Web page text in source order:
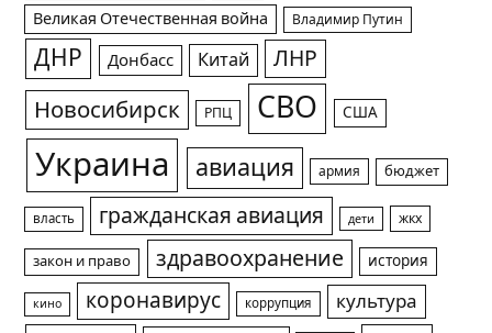
Великая Отечественная война Владимир Путин
ДНР Донбасс Китай ЛНР
Новосибирск РПЦ СВО США
Украина авиация армия бюджет
власть гражданская авиация дети жкх
закон и право здравоохранение история
кино коронавирус коррупция
культура